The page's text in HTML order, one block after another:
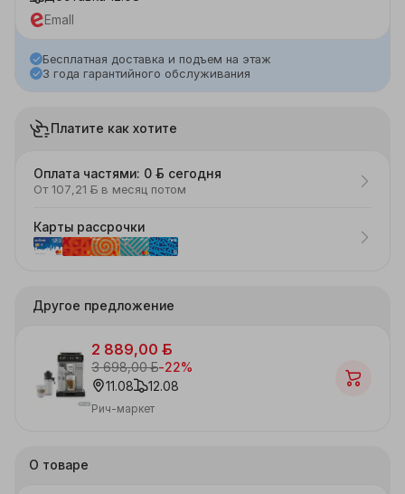
Emall
Бесплатная доставка и подъем на этаж
3 года гарантийного обслуживания
Платите как хотите
Оплата частями: 0 ƃ сегодня
От 107,21 ƃ в месяц потом
Карты рассрочки
Другое предложение
3 698,00 ƃ-22%
2 889,00 ƃ
11.08 12.08
Рич-маркет
О товаре